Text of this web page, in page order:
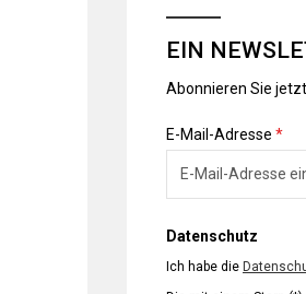
EIN
Abonnieren Sie
E-Mail-Adresse *
Datenschutz
Ich habe die